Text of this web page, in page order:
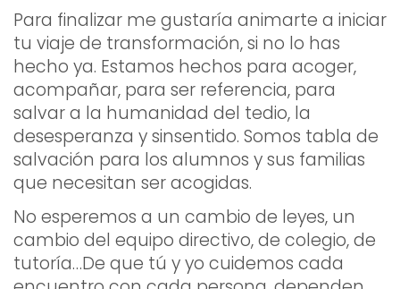
Para finalizar me gustaría animarte a iniciar
tu viaje de transformación, si no lo has
hecho ya. Estamos hechos para acoger,
acompañar, para ser referencia, para
salvar a la humanidad del tedio, la
desesperanza y sinsentido. Somos tabla de
salvación para los alumnos y sus familias
que necesitan ser acogidas.
No esperemos a un cambio de leyes, un
cambio del equipo directivo, de colegio, de
tutoría…De que tú y yo cuidemos cada